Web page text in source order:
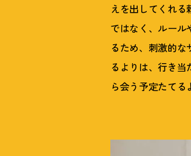
えを出してくれ
ではなく、ルール
るため、刺激的
るよりは、行き
ら会う予定たてる